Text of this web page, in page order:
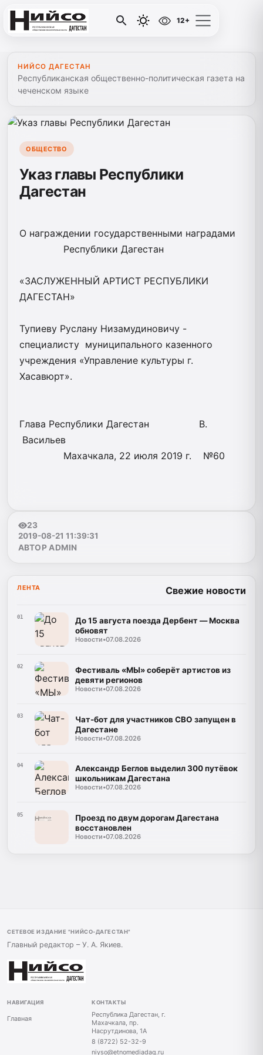
12+
НИЙСО ДАГЕСТАН
Республиканская общественно-политическая газета на
чеченском языке
ОБЩЕСТВО
Указ главы Республики
Дагестан
О награждении государственными наградами
Республики Дагестан
«ЗАСЛУЖЕННЫЙ АРТИСТ РЕСПУБЛИКИ
ДАГЕСТАН»
Тупиеву Руслану Низамудиновичу -
специалисту муниципального казенного
учреждения «Управление культуры г.
Хасавюрт».
Глава Республики Дагестан В.
Васильев
Махачкала, 22 июля 2019 г. №60
23
2019-08-21 11:39:31
АВТОР ADMIN
ЛЕНТА Свежие новости
01
До 15 августа поезда Дербент — Москва
обновят
Новости•07.08.2026
02
Фестиваль «МЫ» соберёт артистов из
девяти регионов
Новости•07.08.2026
03
Чат-бот для участников СВО запущен в
Дагестане
Новости•07.08.2026
04
Александр Беглов выделил 300 путёвок
школьникам Дагестана
Новости•07.08.2026
05
Проезд по двум дорогам Дагестана
восстановлен
Новости•07.08.2026
СЕТЕВОЕ ИЗДАНИЕ "НИЙСО-ДАГЕСТАН"
Главный редактор – У. А. Якиев.
НАВИГАЦИЯ
Главная
КОНТАКТЫ
Республика Дагестан, г.
Махачкала, пр.
Насрутдинова, 1А
8 (8722) 52-32-9
niyso@etnomediadag.ru